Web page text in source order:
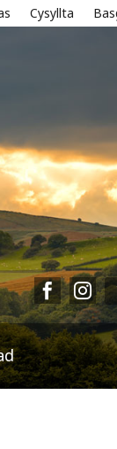
Cysyllta
 